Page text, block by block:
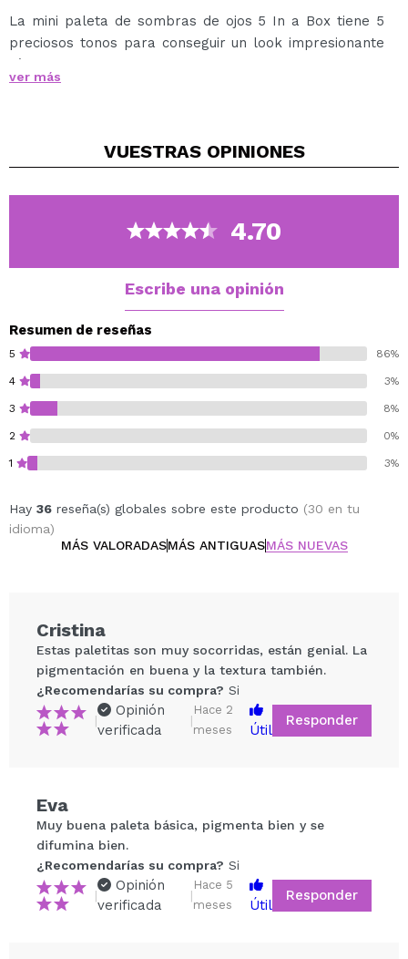
La mini paleta de sombras de ojos 5 In a Box tiene 5
preciosos tonos para conseguir un look impresionante
rápidamente.
Sombras súper pigmentadas formuladas con aceite de
ver más
VUESTRAS OPINIONES
4.70
Escribe una opinión
Resumen de reseñas
5 86%
4 3%
3 8%
2 0%
1 3%
Hay 36 reseña(s) globales sobre este producto (30 en tu
idioma)
MÁS VALORADASMÁS ANTIGUASMÁS NUEVAS
Tu vídeo podría ser el primero. Imagínatelo...
¿Recomendarías su compra? Si No
5/5
Cristina
Estas paletitas son muy socorridas, están genial. La
pigmentación en buena y la textura también.
¿Recomendarías su compra? Si
|
Opinión
verificada
|
Hace 2
meses
Útil
Responder
Eva
Muy buena paleta básica, pigmenta bien y se
difumina bien.
¿Recomendarías su compra? Si
|
Opinión
verificada
|
Hace 5
meses
Útil
Responder